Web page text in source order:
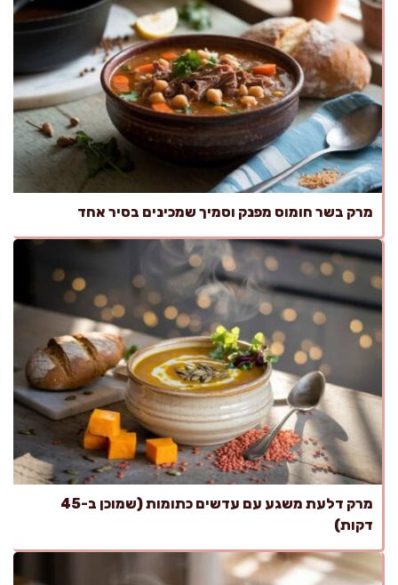
מרק בשר חומוס מפנק וסמיך שמכינים בסיר אחד
מרק דלעת משגע עם עדשים כתומות (שמוכן ב-45
דקות)